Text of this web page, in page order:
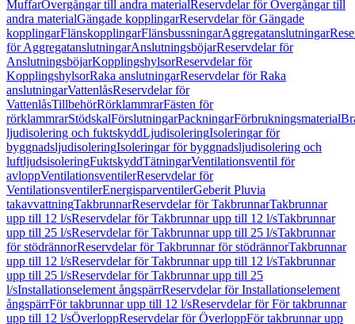
MuffarÖvergångar till andra materialReservdelar för Övergångar till
andra materialGängade kopplingarReservdelar för Gängade
kopplingarFlänskopplingarFlänsbussningarAggregatanslutningar
för AggregatanslutningarAnslutningsböjarReservdelar för
AnslutningsböjarKopplingshylsorReservdelar för
KopplingshylsorRaka anslutningarReservdelar för Raka
anslutningarVattenlåsReservdelar för
VattenlåsTillbehörRörklammrarFästen för
rörklammrarStödskalFörslutningarPackningarFörbrukningsmaterial
ljudisolering och fuktskyddLjudisoleringIsoleringar för
byggnadsljudisoleringIsoleringar för byggnadsljudisolering och
luftljudsisoleringFuktskyddTätningarVentilationsventil för
avloppVentilationsventilerReservdelar för
VentilationsventilerEnergisparventilerGeberit Pluvia
takavvattningTakbrunnarReservdelar för TakbrunnarTakbrunnar
upp till 12 l/sReservdelar för Takbrunnar upp till 12 l/sTakbrunnar
upp till 25 l/sReservdelar för Takbrunnar upp till 25 l/sTakbrunnar
för stödrännorReservdelar för Takbrunnar för stödrännorTakbrunnar
upp till 12 l/sReservdelar för Takbrunnar upp till 12 l/sTakbrunnar
upp till 25 l/sReservdelar för Takbrunnar upp till 25
l/sInstallationselement ångspärrReservdelar för Installationselement
ångspärrFör takbrunnar upp till 12 l/sReservdelar för För takbrunnar
upp till 12 l/sÖverloppReservdelar för ÖverloppFör takbrunnar upp